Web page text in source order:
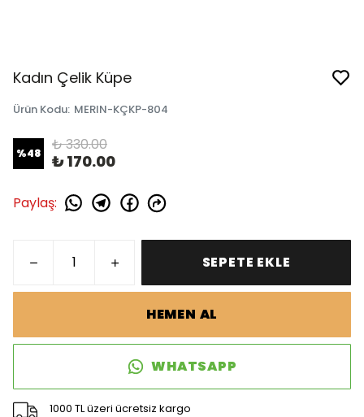
Kadın Çelik Küpe
Ürün Kodu: MERIN-KÇKP-804
%48 ₺ 330.00
₺ 170.00
Paylaş:
SEPETE EKLE
HEMEN AL
WHATSAPP
1000 TL üzeri ücretsiz kargo